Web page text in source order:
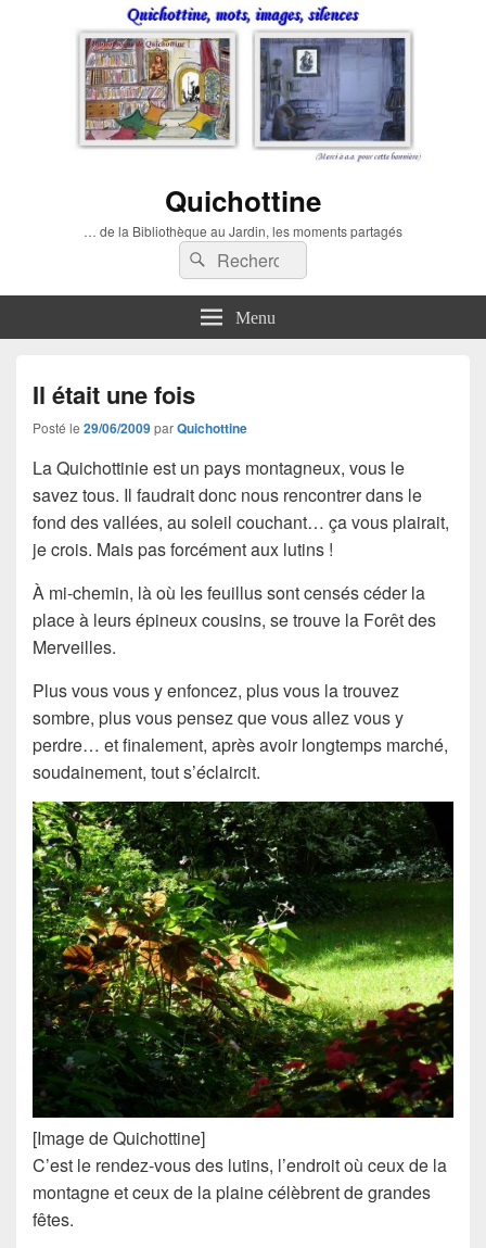
Quichottine
… de la Bibliothèque au Jardin, les moments partagés
Recherche :
Rechercher
Menu
Il était une fois
Posté le 29/06/2009parQuichottine
La Quichottinie est un pays montagneux, vous le
savez tous. Il faudrait donc nous rencontrer dans le
fond des vallées, au soleil couchant… ça vous plairait,
je crois. Mais pas forcément aux lutins !
À mi-chemin, là où les feuillus sont censés céder la
place à leurs épineux cousins, se trouve la Forêt des
Merveilles.
Plus vous vous y enfoncez, plus vous la trouvez
sombre, plus vous pensez que vous allez vous y
perdre… et finalement, après avoir longtemps marché,
soudainement, tout s’éclaircit.
[Image de Quichottine]
C’est le rendez-vous des lutins, l’endroit où ceux de la
montagne et ceux de la plaine célèbrent de grandes
fêtes.